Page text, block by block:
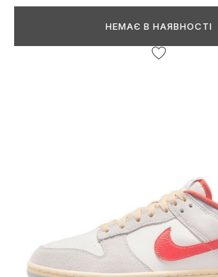
НЕМАЄ В НАЯВНОСТІ